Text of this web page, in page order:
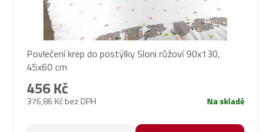
Povlečení krep do postýlky Sloni růžoví 90x130,
45x60 cm
376,86 Kč bez DPH
456 Kč
Na skladě